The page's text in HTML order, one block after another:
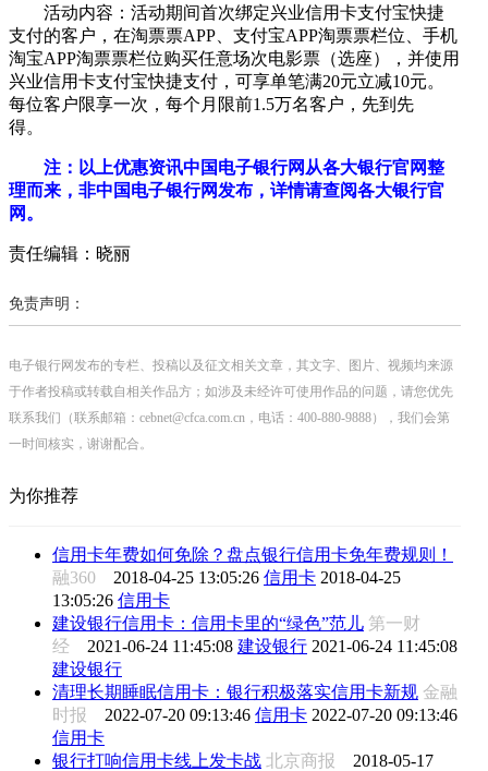
活动内容：活动期间首次绑定兴业信用卡支付宝快捷
支付的客户，在淘票票APP、支付宝APP淘票票栏位、手机
淘宝APP淘票票栏位购买任意场次电影票（选座），并使用
兴业信用卡支付宝快捷支付，可享单笔满20元立减10元。
每位客户限享一次，每个月限前1.5万名客户，先到先
得。
注：以上优惠资讯中国电子银行网从各大银行官网整
理而来，非中国电子银行网发布，详情请查阅各大银行官
网。
责任编辑：晓丽
免责声明：
电子银行网发布的专栏、投稿以及征文相关文章，其文字、图片、视频均来源
于作者投稿或转载自相关作品方；如涉及未经许可使用作品的问题，请您优先
联系我们（联系邮箱：cebnet@cfca.com.cn，电话：400-880-9888），我们会第
一时间核实，谢谢配合。
为你推荐
信用卡年费如何免除？盘点银行信用卡免年费规则！
融360 2018-04-25 13:05:26 信用卡 2018-04-25
13:05:26 信用卡
建设银行信用卡：信用卡里的“绿色”范儿 第一财
经 2021-06-24 11:45:08 建设银行 2021-06-24 11:45:08
建设银行
清理长期睡眠信用卡：银行积极落实信用卡新规 金融
时报 2022-07-20 09:13:46 信用卡 2022-07-20 09:13:46
信用卡
银行打响信用卡线上发卡战 北京商报 2018-05-17